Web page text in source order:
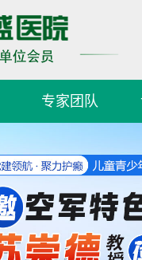
专家团队